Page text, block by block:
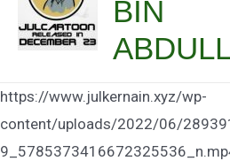
BIN
https://www.julkernain.xyz/wp-
content/uploads/2022/06/